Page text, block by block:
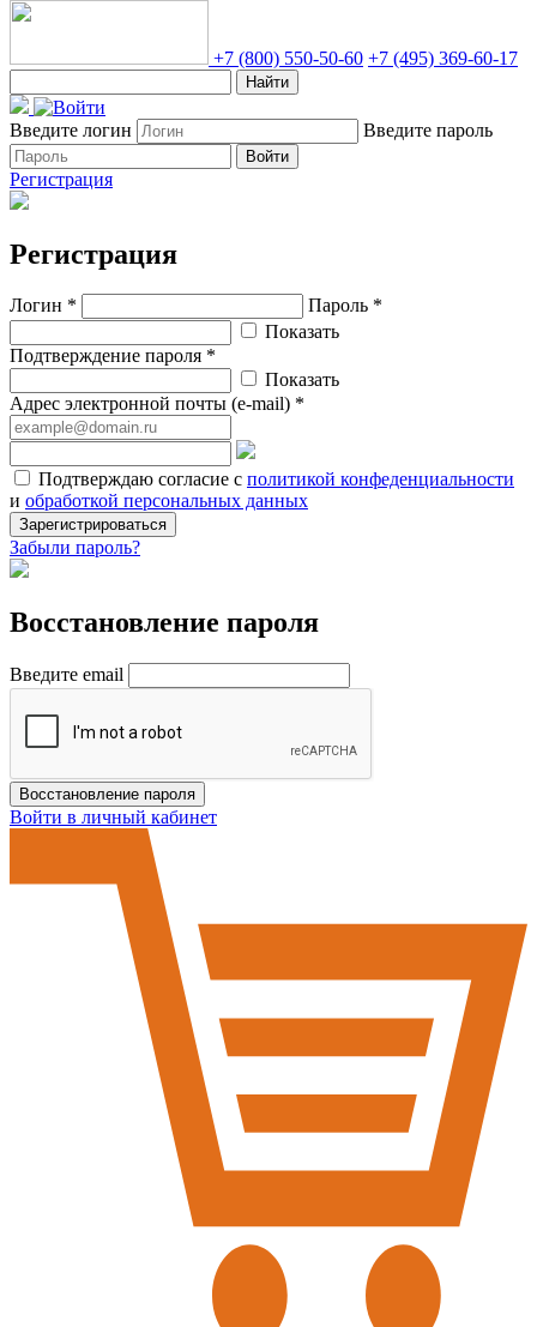
+7 (800) 550-50-60 +7 (495) 369-60-17
Найти
Введите логин Введите пароль
Войти
Регистрация
Регистрация
Логин *
Пароль *
Показать
Подтверждение пароля *
Показать
Адрес электронной почты (e-mail) *
Подтверждаю согласие с политикой конфеденциальности
и обработкой персональных данных
Зарегистрироваться
Забыли пароль?
Восстановление пароля
Введите email
Восстановление пароля
Войти в личный кабинет